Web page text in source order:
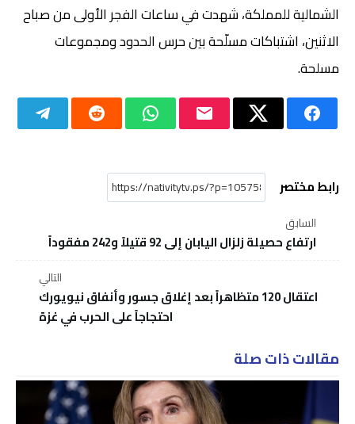
الشمالية للمملكة، شهدت في ساعات الفجر الأولى من صباح
الاثنين، اشتباكات مسلّحة بين حرس الحدود ومجموعات
مسلحة.
رابط مختصر
السابق
ارتفاع حصيلة زلزال اليابان إلى 92 قتيلاً و242 مفقوداً
التالي
اعتقال 120 متظاهراً بعد إغلاق جسور وأنفاق نيويورك
احتجاجاً على الحرب في غزة
مقالات ذات صلة